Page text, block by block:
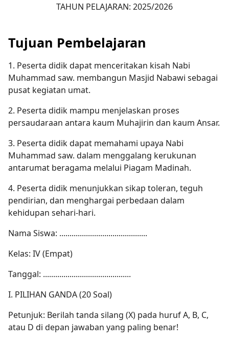
TAHUN PELAJARAN: 2025/2026
Tujuan Pembelajaran
1. Peserta didik dapat menceritakan kisah Nabi
Muhammad saw. membangun Masjid Nabawi sebagai
pusat kegiatan umat.
2. Peserta didik mampu menjelaskan proses
persaudaraan antara kaum Muhajirin dan kaum Ansar.
3. Peserta didik dapat memahami upaya Nabi
Muhammad saw. dalam menggalang kerukunan
antarumat beragama melalui Piagam Madinah.
4. Peserta didik menunjukkan sikap toleran, teguh
pendirian, dan menghargai perbedaan dalam
kehidupan sehari-hari.
Nama Siswa: ...........................................
Kelas: IV (Empat)
Tanggal: ...........................................
I. PILIHAN GANDA (20 Soal)
Petunjuk: Berilah tanda silang (X) pada huruf A, B, C,
atau D di depan jawaban yang paling benar!